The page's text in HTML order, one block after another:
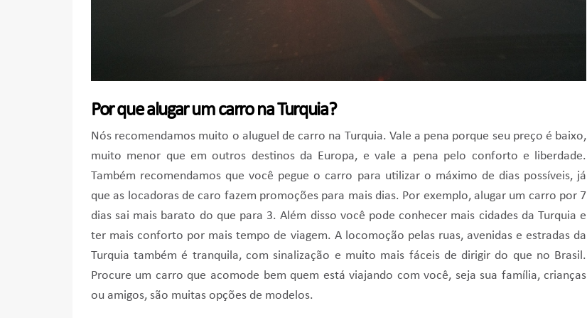
Por que alugar um carro na Turquia?
Nós recomendamos muito o aluguel de carro na Turquia. Vale a pena porque seu preço é baixo,
muito menor que em outros destinos da Europa, e vale a pena pelo conforto e liberdade.
Também recomendamos que você pegue o carro para utilizar o máximo de dias possíveis, já
que as locadoras de caro fazem promoções para mais dias. Por exemplo, alugar um carro por 7
dias sai mais barato do que para 3. Além disso você pode conhecer mais cidades da Turquia e
ter mais conforto por mais tempo de viagem. A locomoção pelas ruas, avenidas e estradas da
Turquia também é tranquila, com sinalização e muito mais fáceis de dirigir do que no Brasil.
Procure um carro que acomode bem quem está viajando com você, seja sua família, crianças
ou amigos, são muitas opções de modelos.